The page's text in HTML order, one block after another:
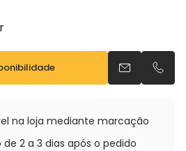
Envia um e-
na loja mediante marcação
2 a 3 dias após o pedido